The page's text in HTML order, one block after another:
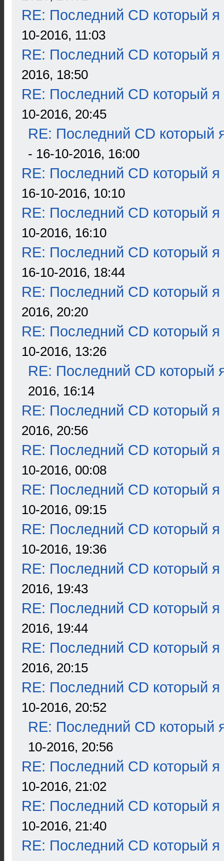
RE: Последний CD который я
10-2016, 11:03
RE: Последний CD который я
2016, 18:50
RE: Последний CD который я
10-2016, 20:45
RE: Последний CD который
- 16-10-2016, 16:00
RE: Последний CD который я
16-10-2016, 10:10
RE: Последний CD который я
10-2016, 16:10
RE: Последний CD который я
16-10-2016, 18:44
RE: Последний CD который я
2016, 20:20
RE: Последний CD который я
10-2016, 13:26
RE: Последний CD который
2016, 16:14
RE: Последний CD который я
2016, 20:56
RE: Последний CD который я
10-2016, 00:08
RE: Последний CD который я
10-2016, 09:15
RE: Последний CD который я
10-2016, 19:36
RE: Последний CD который я
2016, 19:43
RE: Последний CD который я
2016, 19:44
RE: Последний CD который я
2016, 20:15
RE: Последний CD который я
10-2016, 20:52
RE: Последний CD который
10-2016, 20:56
RE: Последний CD который я
10-2016, 21:02
RE: Последний CD который я
10-2016, 21:40
RE: Последний CD который я